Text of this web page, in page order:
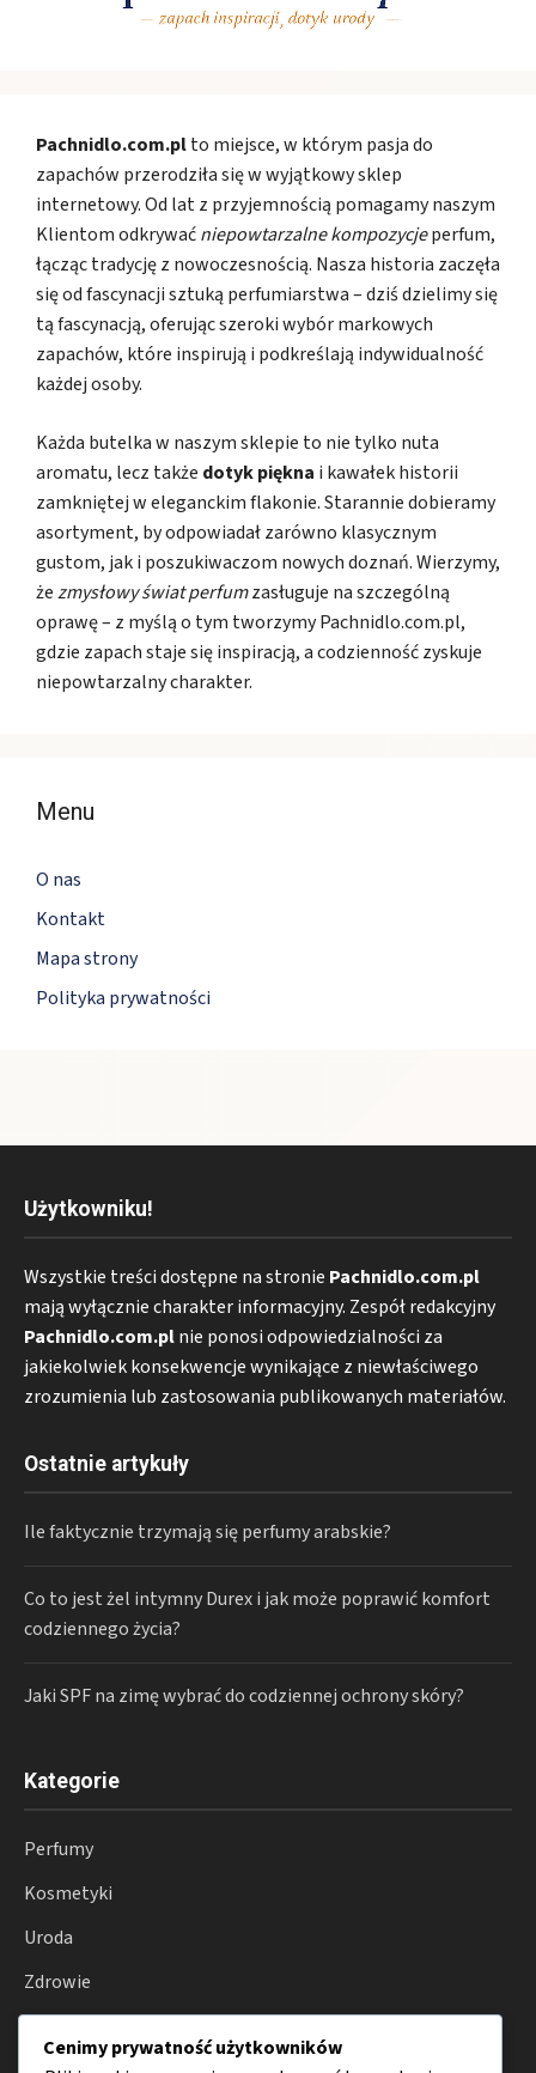
Pachnidlo.com.plto miejsce, w którym pasja do
zapachów przerodziła się w wyjątkowy sklep
internetowy. Od lat z przyjemnością pomagamy naszym
Klientom odkrywaćniepowtarzalne kompozycjeperfum,
łącząc tradycję z nowoczesnością. Nasza historia zaczęła
się od fascynacji sztuką perfumiarstwa – dziś dzielimy się
tą fascynacją, oferując szeroki wybór markowych
zapachów, które inspirują i podkreślają indywidualność
każdej osoby.
Każda butelka w naszym sklepie to nie tylko nuta
aromatu, lecz także dotyk piękna i kawałek historii
zamkniętej w eleganckim flakonie. Starannie dobieramy
asortyment, by odpowiadał zarówno klasycznym
gustom, jak i poszukiwaczom nowych doznań. Wierzymy,
żezmysłowy świat perfumzasługuje na szczególną
oprawę – z myślą o tym tworzymy Pachnidlo.com.pl,
gdzie zapach staje się inspiracją, a codzienność zyskuje
niepowtarzalny charakter.
Menu
O nas
Kontakt
Mapa strony
Polityka prywatności
Użytkowniku!
Wszystkie treści dostępne na stronie Pachnidlo.com.pl
mają wyłącznie charakter informacyjny. Zespół redakcyjny
Pachnidlo.com.plnie ponosi odpowiedzialności za
jakiekolwiek konsekwencje wynikające z niewłaściwego
zrozumienia lub zastosowania publikowanych materiałów.
Ostatnie artykuły
Ile faktycznie trzymają się perfumy arabskie?
Co to jest żel intymny Durex i jak może poprawić komfort
codziennego życia?
Jaki SPF na zimę wybrać do codziennej ochrony skóry?
Kategorie
Perfumy
Kosmetyki
Uroda
Zdrowie
Cenimy prywatność użytkowników